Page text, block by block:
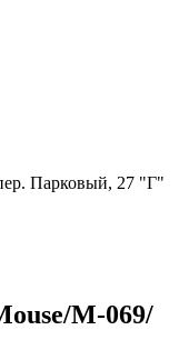
Парковый, 27 "Г"
М-069/